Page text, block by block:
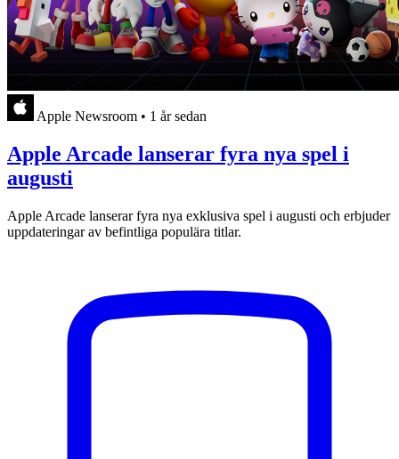
Apple Newsroom • 1 år sedan
Apple Arcade lanserar fyra nya spel i
augusti
Apple Arcade lanserar fyra nya exklusiva spel i augusti och erbjuder
uppdateringar av befintliga populära titlar.